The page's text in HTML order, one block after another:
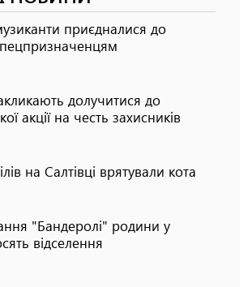
приєдналися до
долучитися до
акції на честь захисників
на Салтівці врятували кота
"Бандеролі" родини у
відселення